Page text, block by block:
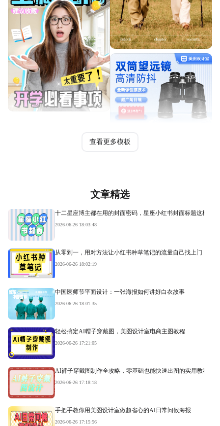
查看更多模板
文章精选
十二星座博主都在用的封面密码，星座小红书封面标题这样写
2026-06-26 18:03:48
从零到一，用对方法让小红书种草笔记的流量自己找上门
2026-06-26 18:02:19
中国医师节平面设计：一张海报如何讲好白衣故事
2026-06-26 18:01:35
轻松搞定AI帽子穿戴图，美图设计室电商主图教程
2026-06-26 17:21:05
AI裤子穿戴图制作全攻略，零基础也能快速出图的实用教程
2026-06-26 17:18:18
手把手教你用美图设计室做超省心的AI日常问候海报
2026-06-26 17:15:56